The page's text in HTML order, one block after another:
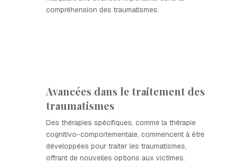
compréhension des traumatismes.
Avancées dans le traitement des
traumatismes
Des thérapies spécifiques, comme la thérapie
cognitivo-comportementale, commencent à être
développées pour traiter les traumatismes,
offrant de nouvelles options aux victimes.